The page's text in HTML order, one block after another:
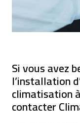
Si vous avez
l’installation
climatisation
contacter